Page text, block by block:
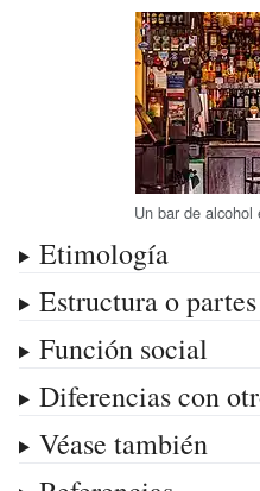
Un bar de alcohol
Etimología
Estructura o
Función social
Diferencias con
Véase también